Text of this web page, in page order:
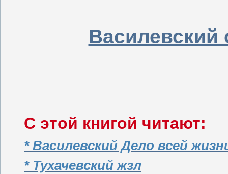
Василевский
С этой книгой читают:
* Василевский Дело всей
* Тухачевский жзл